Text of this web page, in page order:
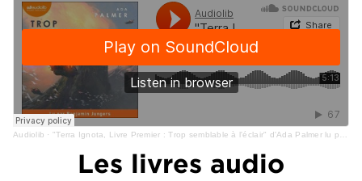
Audiolib · "Terra Ignota, Livre Premier : Trop semblable à l'éclair" d'Ada Palmer lu par Benjamin Jungers
Les livres audio